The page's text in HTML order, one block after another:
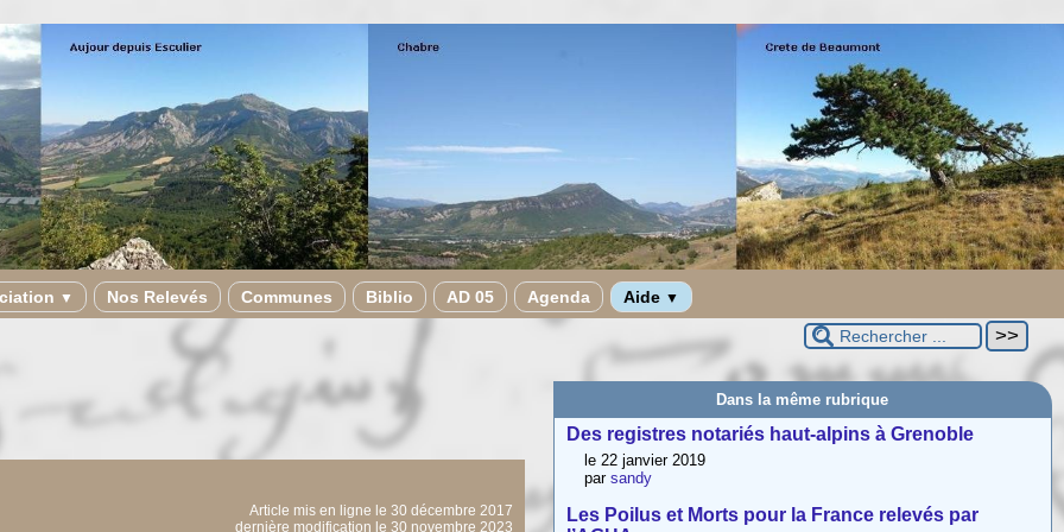
▼ Nos Relevés Communes Biblio AD 05 Agenda Aide ▼
Article mis en ligne le30 décembre 2017
dernière modification le 30 novembre 2023
Dans la même rubrique
Des registres notariés haut-alpins à Grenoble
le 22 janvier 2019
par sandy
Les Poilus et Morts pour la France relevés par